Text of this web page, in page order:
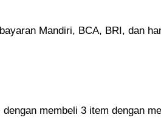
Mandiri, BCA, BRI, dan
membeli 3 item dengan